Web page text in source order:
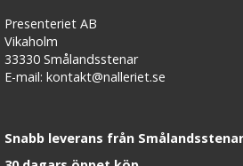
Presenteriet AB
Vikaholm
33330 Smålandsstenar
E-mail: kontakt@nalleriet.se
Snabb leverans från Smålandsstenar